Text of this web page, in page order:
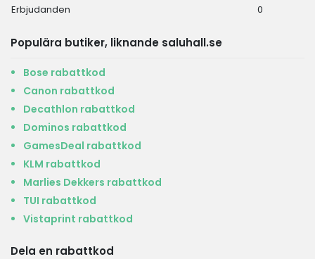
Erbjudanden
0
Populära butiker, liknande saluhall.se
Bose rabattkod
Canon rabattkod
Decathlon rabattkod
Dominos rabattkod
GamesDeal rabattkod
KLM rabattkod
Marlies Dekkers rabattkod
TUI rabattkod
Vistaprint rabattkod
Dela en rabattkod